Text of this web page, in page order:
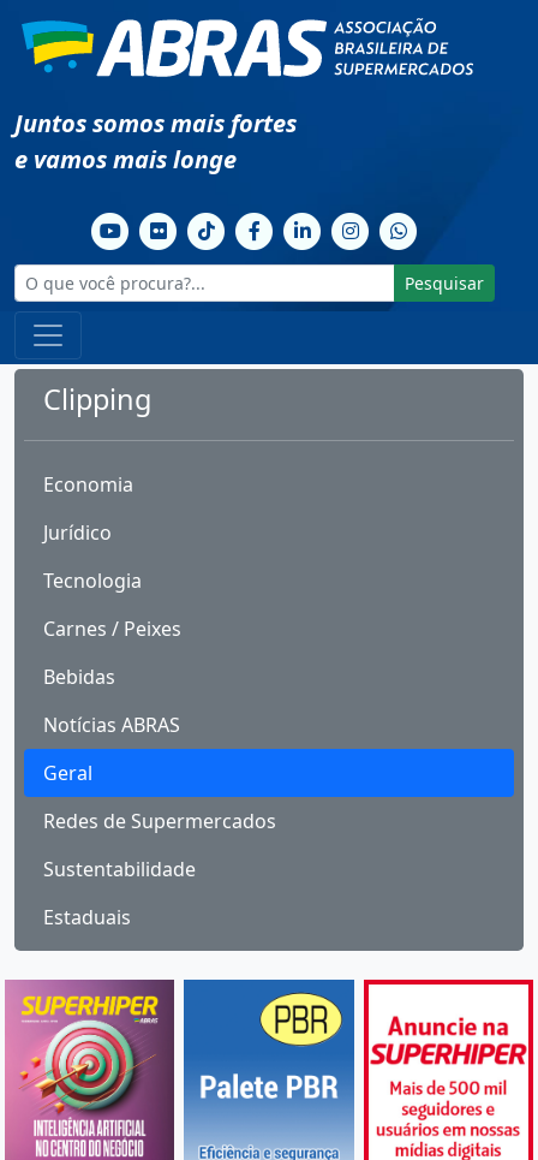
Juntos somos mais fortes
e vamos mais longe
Pesquisar
Clipping
Economia
Jurídico
Tecnologia
Carnes / Peixes
Bebidas
Notícias ABRAS
Geral
Redes de Supermercados
Sustentabilidade
Estaduais